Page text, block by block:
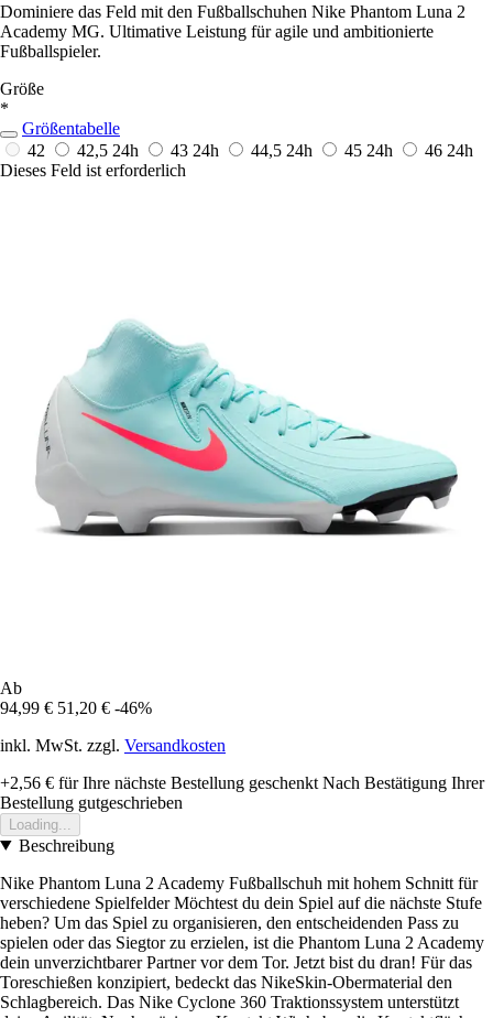
Dominiere das Feld mit den Fußballschuhen Nike Phantom Luna 2
Academy MG. Ultimative Leistung für agile und ambitionierte
Fußballspieler.
Größe
*
Größentabelle
42
42,5 24h 43 24h 44,5 24h 45 24h 46 24h
Dieses Feld ist erforderlich
Ab
94,99 € 51,20 € -46%
inkl. MwSt. zzgl. Versandkosten
+2,56 € für Ihre nächste Bestellung geschenkt Nach Bestätigung Ihrer
Bestellung gutgeschrieben
Loading...
Beschreibung
Nike Phantom Luna 2 Academy Fußballschuh mit hohem Schnitt für
verschiedene Spielfelder Möchtest du dein Spiel auf die nächste Stufe
heben? Um das Spiel zu organisieren, den entscheidenden Pass zu
spielen oder das Siegtor zu erzielen, ist die Phantom Luna 2 Academy
dein unverzichtbarer Partner vor dem Tor. Jetzt bist du dran! Für das
Toreschießen konzipiert, bedeckt das NikeSkin-Obermaterial den
Schlagbereich. Das Nike Cyclone 360 Traktionssystem unterstützt